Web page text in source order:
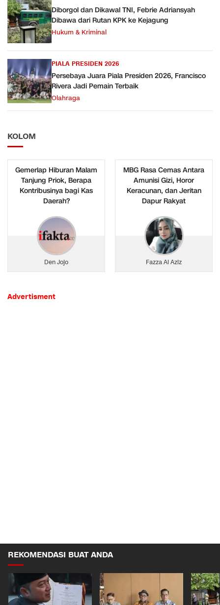
Diborgol dan Dikawal TNI, Febrie Adriansyah
Dibawa dari Rutan KPK ke Kejagung
Hukum & Kriminal
PIALA PRESIDEN 2026
Persebaya Juara Piala Presiden 2026, Francisco
Rivera Jadi Pemain Terbaik
Olahraga
KOLOM
Gemerlap Hiburan Malam
Tanjung Priok, Berapa
Kontribusinya bagi Kas
Daerah?
Den Jojo
MBG Rasa Cemas Antara
Amunisi Gizi, Horor
Keracunan, dan Jeritan
Dapur Rakyat
Fazza Al Aziz
Advertisment
REKOMENDASI BUAT ANDA